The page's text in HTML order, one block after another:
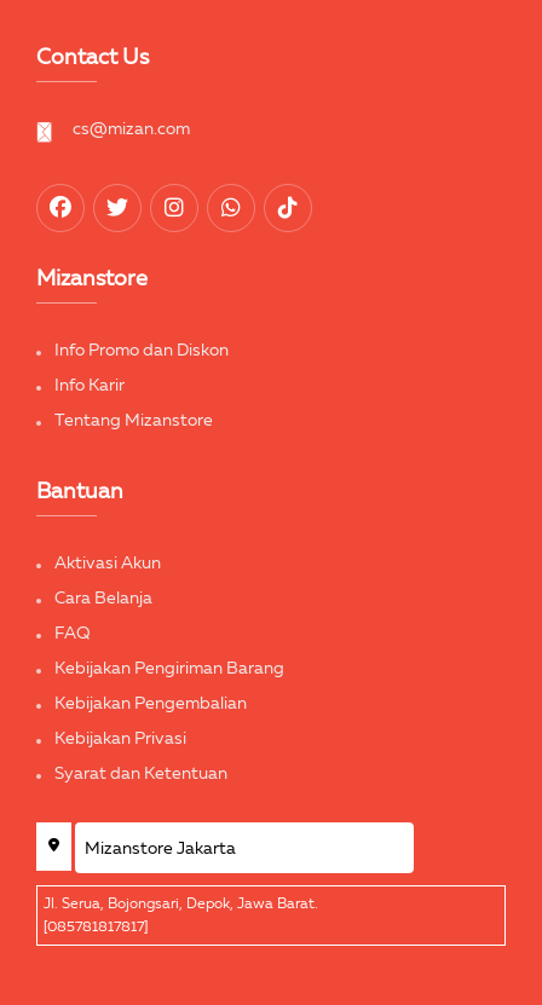
Contact Us
cs@mizan.com
Mizanstore
Info Promo dan Diskon
Info Karir
Tentang Mizanstore
Bantuan
Aktivasi Akun
Cara Belanja
FAQ
Kebijakan Pengiriman Barang
Kebijakan Pengembalian
Kebijakan Privasi
Syarat dan Ketentuan
Jl. Serua, Bojongsari, Depok, Jawa Barat.
[085781817817]